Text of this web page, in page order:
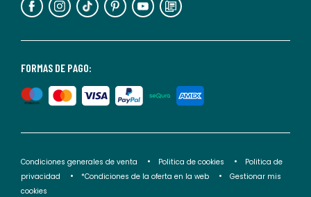
puedes
nuestra
de
privacidad</2>.
FORMAS DE PAGO:
Condiciones generales de venta Politica de cookies
Politica de
privacidad
*Condiciones de la oferta en la web
Gestionar mis
cookies